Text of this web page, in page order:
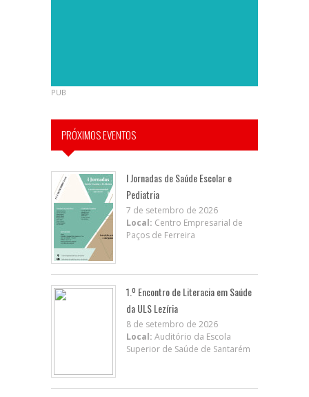
PUB
PRÓXIMOS EVENTOS
I Jornadas de Saúde Escolar e
Pediatria
7 de setembro de 2026
Local: Centro Empresarial de
Paços de Ferreira
1.º Encontro de Literacia em Saúde
da ULS Lezíria
8 de setembro de 2026
Local: Auditório da Escola
Superior de Saúde de Santarém